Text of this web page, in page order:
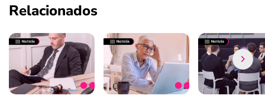
Relacionados